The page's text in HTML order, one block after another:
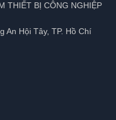
THIẾT BỊ CÔNG NGHIỆP
An Hội Tây, TP. Hồ Chí